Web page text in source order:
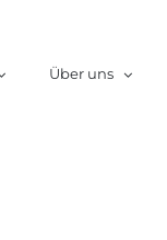
Über uns